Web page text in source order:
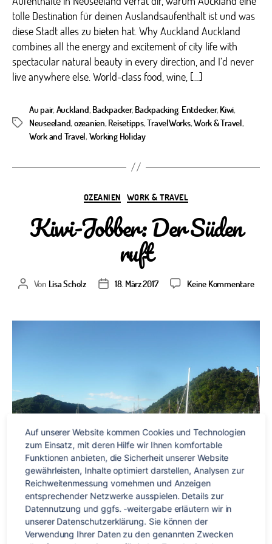
tolle Destination für deinen Auslandsaufenthalt ist und was
diese Stadt alles zu bieten hat. Why Auckland Auckland
combines all the energy and excitement of city life with
spectacular natural beauty in every direction, and I’d never
live anywhere else. World-class food, wine, […]
Schlagwörter
Au pair, Auckland, Backpacker, Backpacking, Entdecker, Kiwi,
Neuseeland, ozeanien, Reisetipps,TravelWorks,Work & Travel,
Work and Travel, Working Holiday
Kategorien
OZEANIEN WORK & TRAVEL
Kiwi-Jobber: Der Süden
ruft
Beitragsautor
Von Lisa Scholz Veröffentlichungsdatum
18. März 2017 Keine Kommentarezu
Der
Auf unserer Website kommen Cookies und Technologien
zum Einsatz, mit deren Hilfe wir Ihnen komfortable
Funktionen anbieten, die Sicherheit unserer Website
gewährleisten, Inhalte optimiert darstellen, Analysen zur
Reichweitenmessung vornehmen und Anzeigen
entsprechender Netzwerke ausspielen. Details zur
Datennutzung und ggfs. -weitergabe erläutern wir in
unserer Datenschutzerklärung. Sie können der
Verwendung Ihrer Daten zu den genannten Zwecken